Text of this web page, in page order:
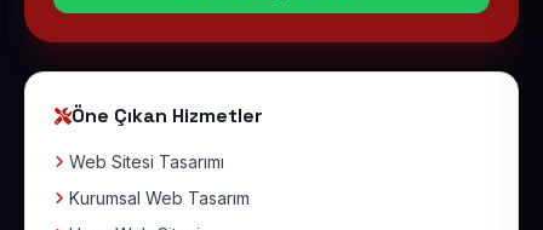
Öne Çıkan Hizmetler
Web Sitesi Tasarımı
Kurumsal Web Tasarım